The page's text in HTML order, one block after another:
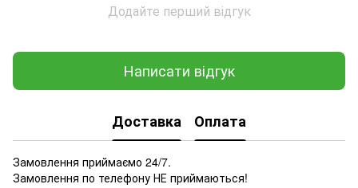
Додайте перший відгук
Написати відгук
Доставка Оплата
Замовлення приймаємо 24/7.
Замовлення по телефону НЕ приймаються!